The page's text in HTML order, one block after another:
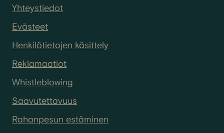
Yhteystiedot
Evästeet
Henkilötietojen käsittely
Reklamaatiot
Whistleblowing
Saavutettavuus
Rahanpesun estäminen